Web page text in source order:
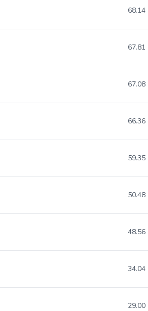
68.14
67.81
67.08
66.36
59.35
50.48
48.56
34.04
29.00